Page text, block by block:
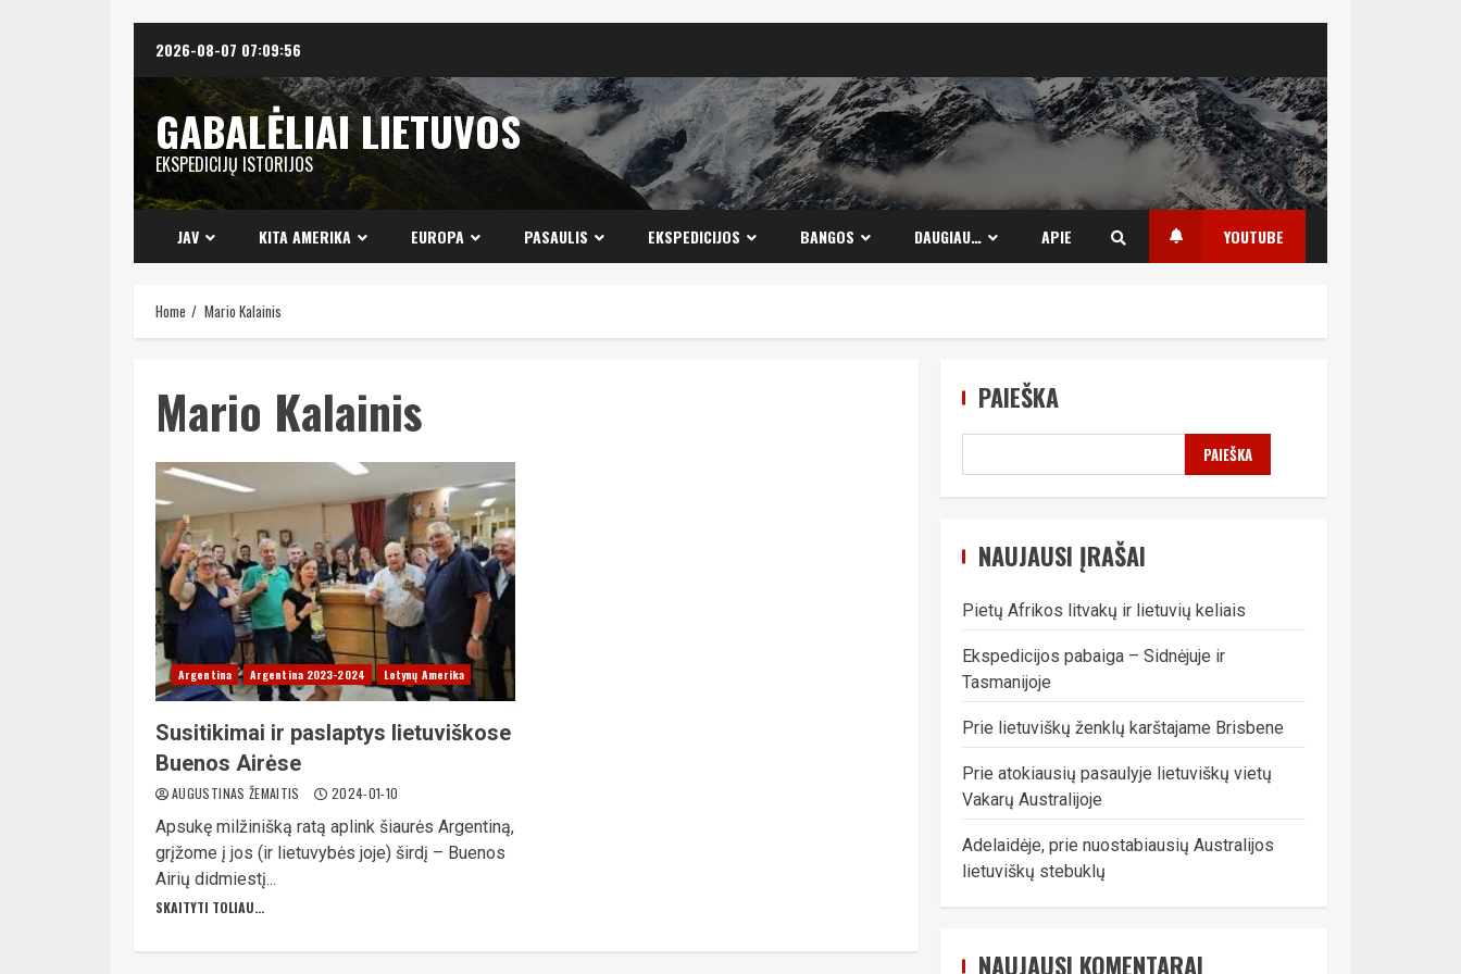
content
2026-08-07 07:09:57
GABALĖLIAI LIETUVOS
EKSPEDICIJŲ ISTORIJOS
JAV KITA AMERIKA EUROPA PASAULIS EKSPEDICIJOS BANGOS DAUGIAU… APIE YOUTUBE
Home Mario Kalainis
Mario Kalainis
Argentina Argentina 2023-2024 Lotynų Amerika
Susitikimai ir paslaptys lietuviškose
Buenos Airėse
AUGUSTINAS ŽEMAITIS 2024-01-10
Apsukę milžinišką ratą aplink šiaurės Argentiną,
grįžome į jos (ir lietuvybės joje) širdį – Buenos
Airių didmiestį...
SKAITYTI TOLIAU...
PAIEŠKA
PAIEŠKA
NAUJAUSI ĮRAŠAI
Pietų Afrikos litvakų ir lietuvių keliais
Ekspedicijos pabaiga – Sidnėjuje ir
Tasmanijoje
Prie lietuviškų ženklų karštajame Brisbene
Prie atokiausių pasaulyje lietuviškų vietų
Vakarų Australijoje
Adelaidėje, prie nuostabiausių Australijos
lietuviškų stebuklų
NAUJAUSI KOMENTARAI